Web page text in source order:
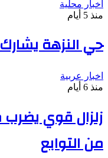
اخبار محلية
منذ 5 أيام
حي النزهة يشارك في
اخبار عربية
منذ 6 أيام
زلزال قوي يضرب
من التوابع